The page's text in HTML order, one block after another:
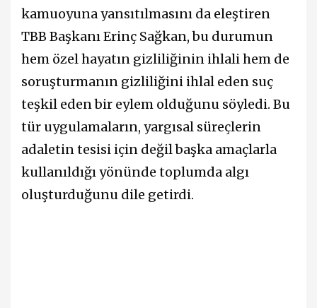
kamuoyuna yansıtılmasını da eleştiren
TBB Başkanı Erinç Sağkan, bu durumun
hem özel hayatın gizliliğinin ihlali hem de
soruşturmanın gizliliğini ihlal eden suç
teşkil eden bir eylem olduğunu söyledi. Bu
tür uygulamaların, yargısal süreçlerin
adaletin tesisi için değil başka amaçlarla
kullanıldığı yönünde toplumda algı
oluşturduğunu dile getirdi.